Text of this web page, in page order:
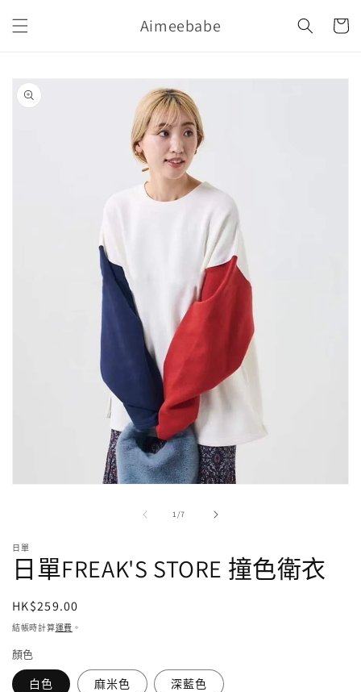
容
Aimeebabe
物
略過產
品資訊
應
中
開
啟
多
媒
檔
案
1
1/
/ 7
日單
日單FREAK'S STORE 撞色衛衣
定
價
HK$259.00
結帳時計算運費 。
顏色
白色 麻米色 深藍色